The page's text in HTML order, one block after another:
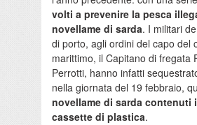
volti a prevenire la pesca
novellame di sarda. I militari
di porto, agli ordini del capo del
marittimo, il Capitano di fregata
Perrotti, hanno infatti
nella giornata del 19 febbraio,
novellame di sarda contenuti
cassette di plastica.